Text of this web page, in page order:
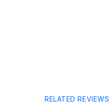
RELATED REVIEWS